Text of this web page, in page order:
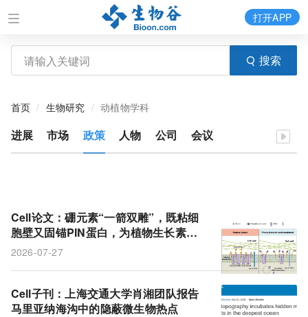
搜索
打开APP
首页 生物研究 动植物学科
进展 市场 政策 人物 公司 会议
Cell论文：硼元素“一箭双雕”，既粘细
胞壁又固锚PIN蛋白，为植物生长素运
输装上“定位锁”
2026-07-27
Cell子刊：上海交通大学肖湘团队报告
马里亚纳海沟中的隐蔽微生物热点